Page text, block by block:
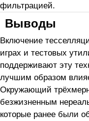
фильтрацией.
Выводы
Включение
играх и тестовых
поддерживают эту
лучшим образом
Окружающий
безжизненным
которые ранее были